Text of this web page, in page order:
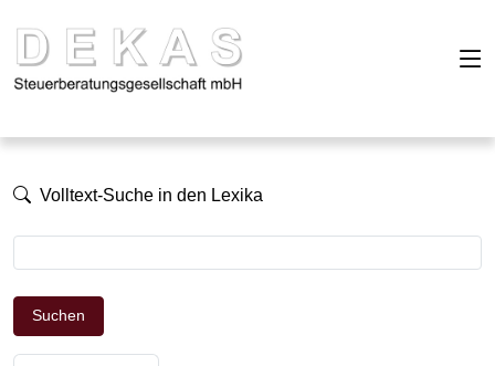
Volltext-Suche in den Lexika
Suchen